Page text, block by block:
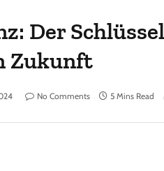
Der
Zukunft
No Comments 5 Mins Read